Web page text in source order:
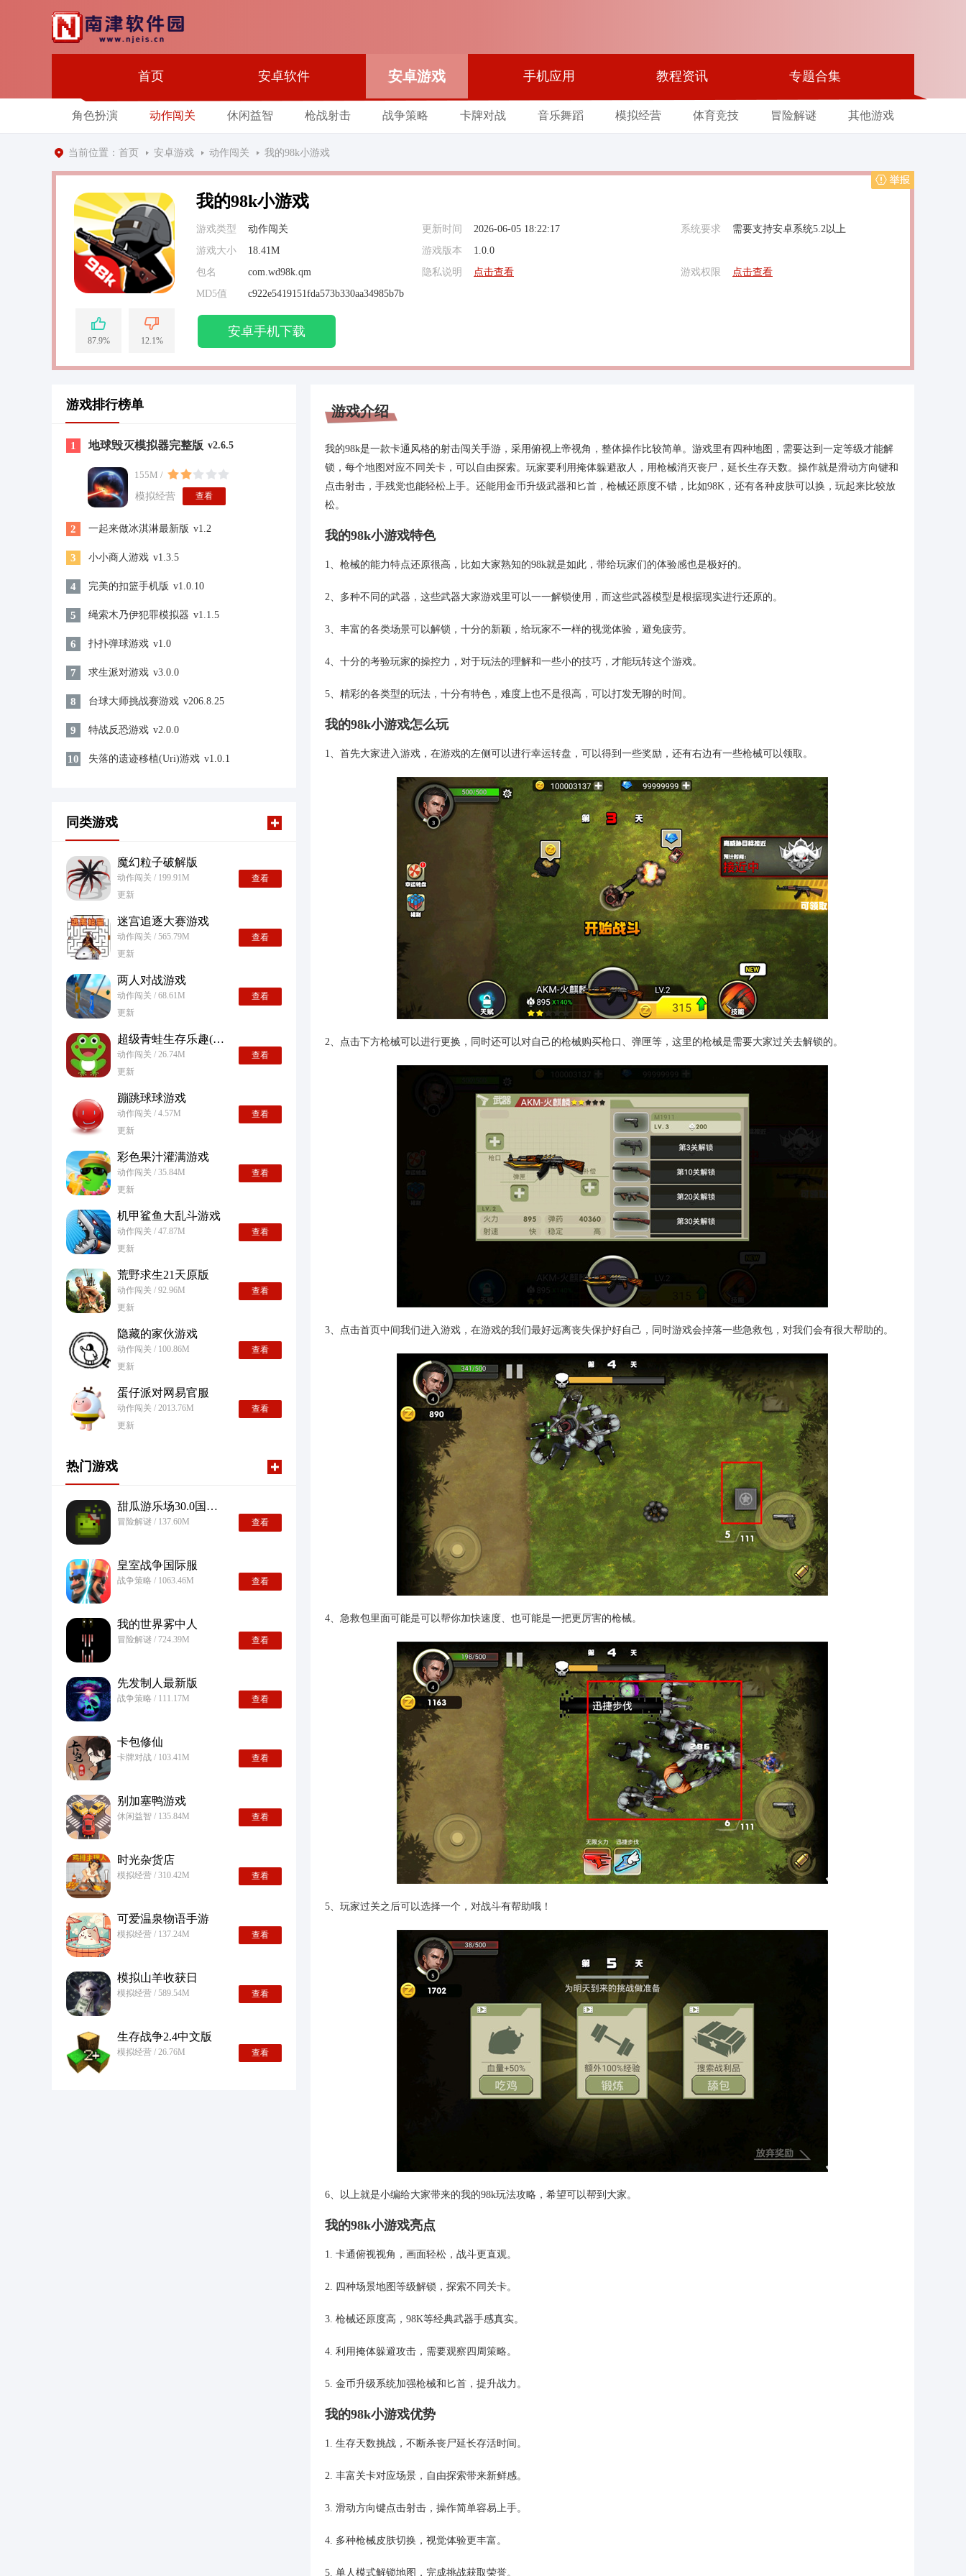
首页 安卓软件 安卓游戏 手机应用 教程资讯 专题合集
角色扮演 动作闯关 休闲益智 枪战射击 战争策略 卡牌对战 音乐舞蹈 模拟经营 体育竞技 冒险解谜 其他游戏
当前位置： 首页 安卓游戏 动作闯关 我的98k小游戏
87.9% 12.1%
我的98k小游戏
游戏类型 动作闯关 更新时间 2026-06-05 18:22:17 系统要求
需要支持安卓系统5.2以上
游戏大小
18.41M 游戏版本
1.0.0
包名
com.wd98k.qm 隐私说明 点击查看 游戏权限
点击查看
MD5值
c922e5419151fda573b330aa34985b7b
安卓手机下载
举报
游戏排行榜单
1 地球毁灭模拟器完整版 v2.6.5
155M /
模拟经营
查看
2 一起来做冰淇淋最新版 v1.2
3 小小商人游戏 v1.3.5
4 完美的扣篮手机版 v1.0.10
5 绳索木乃伊犯罪模拟器 v1.1.5
6 扑扑弹球游戏 v1.0
7 求生派对游戏 v3.0.0
8 台球大师挑战赛游戏 v206.8.25
9 特战反恐游戏 v2.0.0
10 失落的遗迹移植(Uri)游戏 v1.0.1
同类游戏
魔幻粒子破解版
动作闯关 / 199.91M
更新
查看
迷宫追逐大赛游戏
动作闯关 / 565.79M
更新
查看
两人对战游戏
动作闯关 / 68.61M
更新
查看
超级青蛙生存乐趣(Frog Survival Fun)游戏
动作闯关 / 26.74M
更新
查看
蹦跳球球游戏
动作闯关 / 4.57M
更新
查看
彩色果汁灌满游戏
动作闯关 / 35.84M
更新
查看
机甲鲨鱼大乱斗游戏
动作闯关 / 47.87M
更新
查看
荒野求生21天原版
动作闯关 / 92.96M
更新
查看
隐藏的家伙游戏
动作闯关 / 100.86M
更新
查看
蛋仔派对网易官服
动作闯关 / 2013.76M
更新
查看
热门游戏
甜瓜游乐场30.0国际版
冒险解谜 / 137.60M 查看
皇室战争国际服
战争策略 / 1063.46M 查看
我的世界雾中人
冒险解谜 / 724.39M 查看
先发制人最新版
战争策略 / 111.17M 查看
卡包修仙
卡牌对战 / 103.41M 查看
别加塞鸭游戏
休闲益智 / 135.84M 查看
时光杂货店
模拟经营 / 310.42M 查看
可爱温泉物语手游
模拟经营 / 137.24M 查看
模拟山羊收获日
模拟经营 / 589.54M 查看
生存战争2.4中文版
模拟经营 / 26.76M 查看
游戏介绍
我的98k是一款卡通风格的射击闯关手游，采用俯视上帝视角，整体操作比较简单。游戏里有四种地图，需要达到一定等级才能解
锁，每个地图对应不同关卡，可以自由探索。玩家要利用掩体躲避敌人，用枪械消灭丧尸，延长生存天数。操作就是滑动方向键和
点击射击，手残党也能轻松上手。还能用金币升级武器和匕首，枪械还原度不错，比如98K，还有各种皮肤可以换，玩起来比较放
松。
我的98k小游戏特色
1、枪械的能力特点还原很高，比如大家熟知的98k就是如此，带给玩家们的体验感也是极好的。
2、多种不同的武器，这些武器大家游戏里可以一一解锁使用，而这些武器模型是根据现实进行还原的。
3、丰富的各类场景可以解锁，十分的新颖，给玩家不一样的视觉体验，避免疲劳。
4、十分的考验玩家的操控力，对于玩法的理解和一些小的技巧，才能玩转这个游戏。
5、精彩的各类型的玩法，十分有特色，难度上也不是很高，可以打发无聊的时间。
我的98k小游戏怎么玩
1、首先大家进入游戏，在游戏的左侧可以进行幸运转盘，可以得到一些奖励，还有右边有一些枪械可以领取。
2、点击下方枪械可以进行更换，同时还可以对自己的枪械购买枪口、弹匣等，这里的枪械是需要大家过关去解锁的。
3、点击首页中间我们进入游戏，在游戏的我们最好远离丧失保护好自己，同时游戏会掉落一些急救包，对我们会有很大帮助的。
4、急救包里面可能是可以帮你加快速度、也可能是一把更厉害的枪械。
5、玩家过关之后可以选择一个，对战斗有帮助哦！
6、以上就是小编给大家带来的我的98k玩法攻略，希望可以帮到大家。
我的98k小游戏亮点
1. 卡通俯视视角，画面轻松，战斗更直观。
2. 四种场景地图等级解锁，探索不同关卡。
3. 枪械还原度高，98K等经典武器手感真实。
4. 利用掩体躲避攻击，需要观察四周策略。
5. 金币升级系统加强枪械和匕首，提升战力。
我的98k小游戏优势
1. 生存天数挑战，不断杀丧尸延长存活时间。
2. 丰富关卡对应场景，自由探索带来新鲜感。
3. 滑动方向键点击射击，操作简单容易上手。
4. 多种枪械皮肤切换，视觉体验更丰富。
5. 单人模式解锁地图，完成挑战获取荣誉。